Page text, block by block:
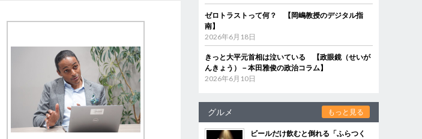
ゼロトラストって何？ 【岡嶋教授のデジタル指
南】
2026年6月18日
きっと大平元首相は泣いている 【政眼鏡（せいが
んきょう）－本田雅俊の政治コラム】
2026年6月10日
グルメ もっと見る
ビールだけ飲むと倒れる「ふらつく